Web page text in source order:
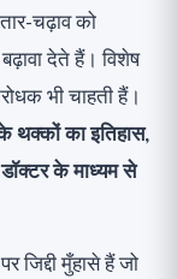
चढ़ाव को
देते हैं। विशेष
भी चाहती हैं।
थक्कों का इतिहास,
के माध्यम से
मुँहासे हैं जो